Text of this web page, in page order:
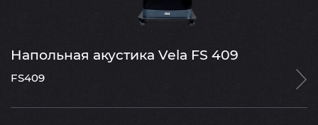
Напольная акустика Vela FS 409
FS409